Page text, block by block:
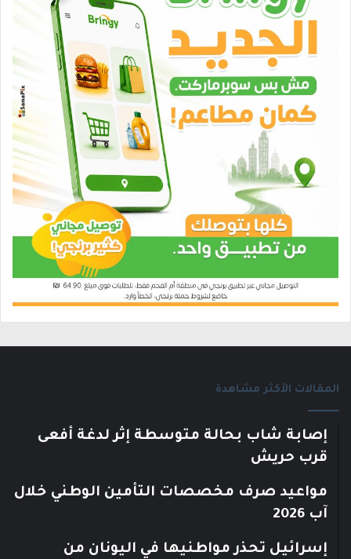
المقالات الأكثر مشاهدة
إصابة شاب بحالة متوسطة إثر لدغة أفعى
قرب حريش
مواعيد صرف مخصصات التأمين الوطني خلال
آب 2026
إسرائيل تحذر مواطنيها في اليونان من